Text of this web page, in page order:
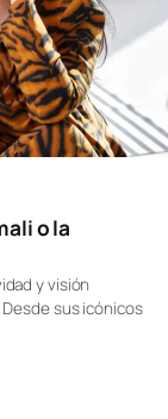
o la
y visión
sus icónicos